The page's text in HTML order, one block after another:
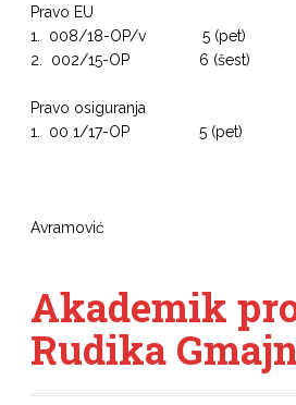
Pravo EU
1. 008/18-OP/v 5 (pet)
2. 002/15-OP 6 (šest)
Pravo osiguranja
1. 00 1/17-OP 5 (pet)
Prof. dr.
Avramović
Akademik
Rudika